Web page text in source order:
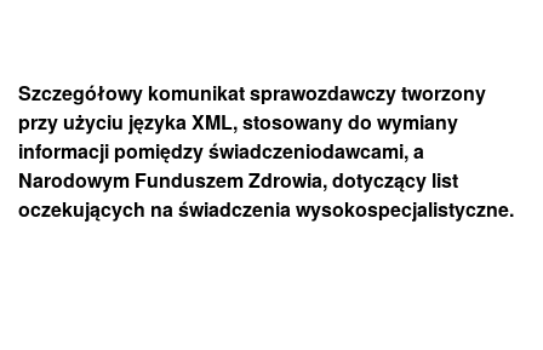
Szczegółowy komunikat sprawozdawczy tworzony
przy użyciu języka XML, stosowany do wymiany
informacji pomiędzy świadczeniodawcami, a
Narodowym Funduszem Zdrowia, dotyczący list
oczekujących na świadczenia wysokospecjalistyczne.